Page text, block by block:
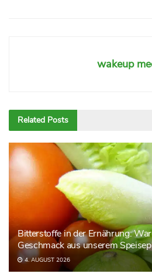
wakeup
Related Posts
Bitterstoffe in der Ernährung:
Geschmack aus unserem
4. AUGUST 2026